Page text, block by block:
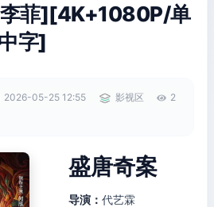
菲][4K+1080P/单
字]
2026-05-25 12:55 影视区
2
盛唐奇案
导演： 代艺霖